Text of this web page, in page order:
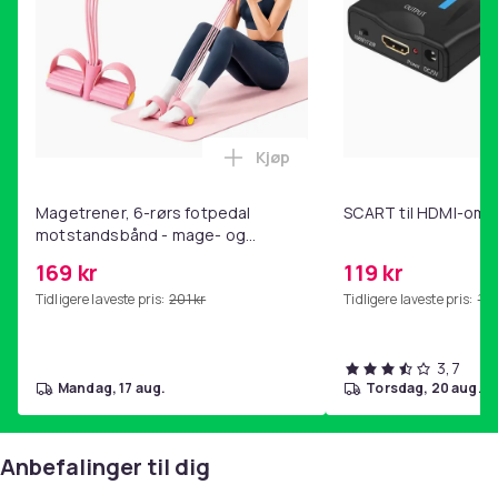
Magetrener, 6-rørs fotpedal
motstandsbånd - mage- og
hjemmegymnastikk Pink
169 kr
Tidligere laveste pris: 201 kr
Legg Magetrener, 6-rørs
Kjøp
mandag, 17 aug.
SCART til HDMI-
119 kr
Tidligere laveste pris:
3,7
torsdag, 20 aug.
Anbefalinger til dig